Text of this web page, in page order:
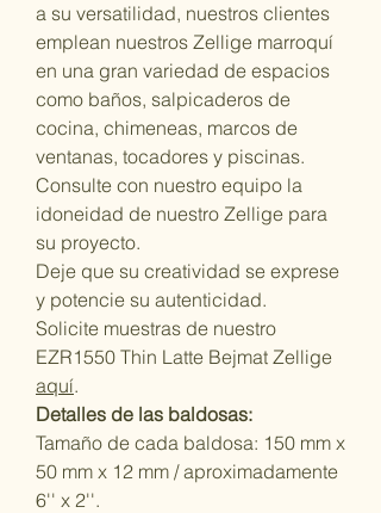
a su versatilidad, nuestros clientes
emplean nuestros Zellige marroquí
en una gran variedad de espacios
como baños, salpicaderos de
cocina, chimeneas, marcos de
ventanas, tocadores y piscinas.
Consulte con nuestro equipo la
idoneidad de nuestro Zellige para
su proyecto.
Deje que su creatividad se exprese
y potencie su autenticidad.
Solicite muestras de nuestro
EZR1550 Thin Latte Bejmat Zellige
aquí.
Detalles de las baldosas:
Tamaño de cada baldosa: 150 mm x
50 mm x 12 mm / aproximadamente
6'' x 2''.